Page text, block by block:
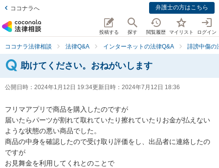
ココナラへ 弁護士の方はこちら
投稿する 探す 閲覧履歴 マイリスト ログイン
ココナラ法律相談 法律Q&A インターネットの法律Q&A 誹謗中傷の
助けてください。おねがいします
公開日時： 2024年1月12日 19:34更新日時： 2024年7月12日 18:36
フリマアプリで商品を購入したのですが
届いたらパーツが割れて取れていたり擦れていたりお金が払えない
ような状態の悪い商品でした。
商品の中身を確認したので受け取り評価をし、出品者に連絡したの
ですが
お見舞金を利用してくれとのことで